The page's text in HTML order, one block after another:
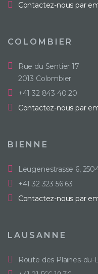
Contactez-nous par
COLOMBIER
Rue du Sentier 17
2013 Colombier
+41 32 843 40 20
Contactez-nous par
BIENNE
Leugenestrasse 6,
+41 32 323 56 63
Contactez-nous par
LAUSANNE
Route des Plaines-du-